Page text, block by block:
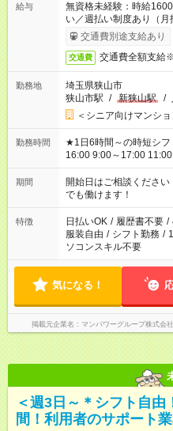
給与
無資格未経験：時給
い／週払い制度あり（
完了次第のお支払いとな
交通費別途支給あり
交通費 交通費全額支給
勤務地
埼玉県狭山市
狭山市駅 / 新狭山駅 /
＜シニア向けマンショ
勤務時間
★1日6時間～の時短シフトOK ★スタート時間選べま
16:00 9:00～17:00 11:00～
場合、他のお仕事と合
ん ※法令に基づき、週
となります ※労働者派遣
短時間・短期間の就業
期間
開始日はご相談くださ
でも働けます！
特徴 日払いOK / 履歴書不要 /
服装自由 / シフト勤務 /
ソコンスキル不要
気になる！
掲載元企業名 マンパワーグループ株式会
＜週3日～＊シフト自由
間！利用者のサポート